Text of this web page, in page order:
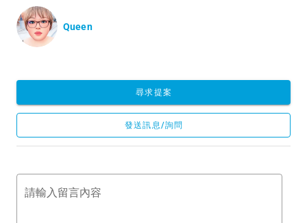
Queen
尋求提案
發送訊息/詢問
請輸入留言內容